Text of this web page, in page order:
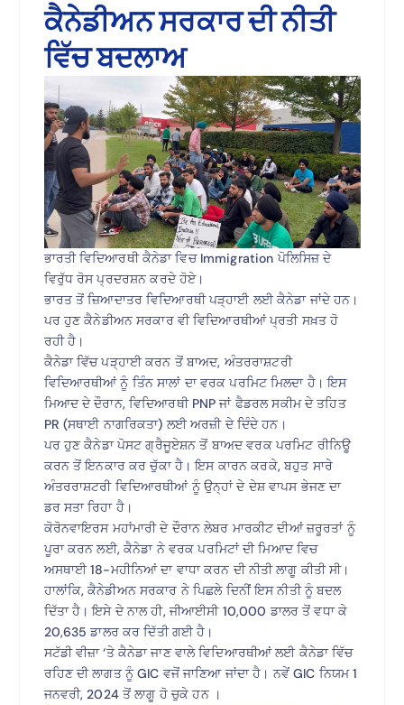
ਕੈਨੇਡੀਅਨ ਸਰਕਾਰ ਦੀ ਨੀਤੀ
ਵਿੱਚ ਬਦਲਾਅ
ਭਾਰਤੀ ਵਿਦਿਆਰਥੀ ਕੈਨੇਡਾ ਵਿਚ Immigration ਪੋਲਿਸਿਜ਼ ਦੇ
ਵਿਰੁੱਧ ਰੋਸ ਪ੍ਰਦਰਸ਼ਨ ਕਰਦੇ ਹੋਏ।
ਭਾਰਤ ਤੋਂ ਜ਼ਿਆਦਾਤਰ ਵਿਦਿਆਰਥੀ ਪੜ੍ਹਾਈ ਲਈ ਕੈਨੇਡਾ ਜਾਂਦੇ ਹਨ।
ਪਰ ਹੁਣ ਕੈਨੇਡੀਅਨ ਸਰਕਾਰ ਵੀ ਵਿਦਿਆਰਥੀਆਂ ਪ੍ਰਤੀ ਸਖ਼ਤ ਹੋ
ਰਹੀ ਹੈ।
ਕੈਨੇਡਾ ਵਿੱਚ ਪੜ੍ਹਾਈ ਕਰਨ ਤੋਂ ਬਾਅਦ, ਅੰਤਰਰਾਸ਼ਟਰੀ
ਵਿਦਿਆਰਥੀਆਂ ਨੂੰ ਤਿੰਨ ਸਾਲਾਂ ਦਾ ਵਰਕ ਪਰਮਿਟ ਮਿਲਦਾ ਹੈ। ਇਸ
ਮਿਆਦ ਦੇ ਦੌਰਾਨ, ਵਿਦਿਆਰਥੀ PNP ਜਾਂ ਫੈਡਰਲ ਸਕੀਮ ਦੇ ਤਹਿਤ
PR (ਸਥਾਈ ਨਾਗਰਿਕਤਾ) ਲਈ ਅਰਜ਼ੀ ਦੇ ਦਿੰਦੇ ਹਨ।
ਪਰ ਹੁਣ ਕੈਨੇਡਾ ਪੋਸਟ ਗ੍ਰੈਜੂਏਸ਼ਨ ਤੋਂ ਬਾਅਦ ਵਰਕ ਪਰਮਿਟ ਰੀਨਿਊ
ਕਰਨ ਤੋਂ ਇਨਕਾਰ ਕਰ ਚੁੱਕਾ ਹੈ। ਇਸ ਕਾਰਨ ਕਰਕੇ, ਬਹੁਤ ਸਾਰੇ
ਅੰਤਰਰਾਸ਼ਟਰੀ ਵਿਦਿਆਰਥੀਆਂ ਨੂੰ ਉਨ੍ਹਾਂ ਦੇ ਦੇਸ਼ ਵਾਪਸ ਭੇਜਣ ਦਾ
ਡਰ ਸਤਾ ਰਿਹਾ ਹੈ।
ਕੋਰੋਨਵਾਇਰਸ ਮਹਾਂਮਾਰੀ ਦੇ ਦੌਰਾਨ ਲੇਬਰ ਮਾਰਕੀਟ ਦੀਆਂ ਜ਼ਰੂਰਤਾਂ ਨੂੰ
ਪੂਰਾ ਕਰਨ ਲਈ, ਕੈਨੇਡਾ ਨੇ ਵਰਕ ਪਰਮਿਟਾਂ ਦੀ ਮਿਆਦ ਵਿਚ
ਅਸਥਾਈ 18-ਮਹੀਨਿਆਂ ਦਾ ਵਾਧਾ ਕਰਨ ਦੀ ਨੀਤੀ ਲਾਗੂ ਕੀਤੀ ਸੀ।
ਹਾਲਾਂਕਿ, ਕੈਨੇਡੀਅਨ ਸਰਕਾਰ ਨੇ ਪਿਛਲੇ ਦਿਨੀਂ ਇਸ ਨੀਤੀ ਨੂੰ ਬਦਲ
ਦਿੱਤਾ ਹੈ। ਇਸੇ ਦੇ ਨਾਲ ਹੀ, ਜੀਆਈਸੀ 10,000 ਡਾਲਰ ਤੋਂ ਵਧਾ ਕੇ
20,635 ਡਾਲਰ ਕਰ ਦਿੱਤੀ ਗਈ ਹੈ।
ਸਟੱਡੀ ਵੀਜ਼ਾ ‘ਤੇ ਕੈਨੇਡਾ ਜਾਣ ਵਾਲੇ ਵਿਦਿਆਰਥੀਆਂ ਲਈ ਕੈਨੇਡਾ ਵਿੱਚ
ਰਹਿਣ ਦੀ ਲਾਗਤ ਨੂੰ GIC ਵਜੋਂ ਜਾਣਿਆ ਜਾਂਦਾ ਹੈ। ਨਵੇਂ GIC ਨਿਯਮ 1
ਜਨਵਰੀ, 2024 ਤੋਂ ਲਾਗੂ ਹੋ ਚੁਕੇ ਹਨ ।